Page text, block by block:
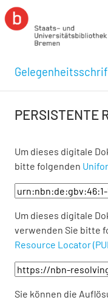
PERSISTENTE
Um dieses digitale
bitte folgenden
Um dieses digitale
verwenden Sie bitte
Resource Locator
Sie können die